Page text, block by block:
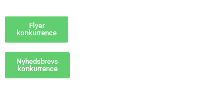
Flyer
konkurrence
Nyhedsbrevs
konkurrence